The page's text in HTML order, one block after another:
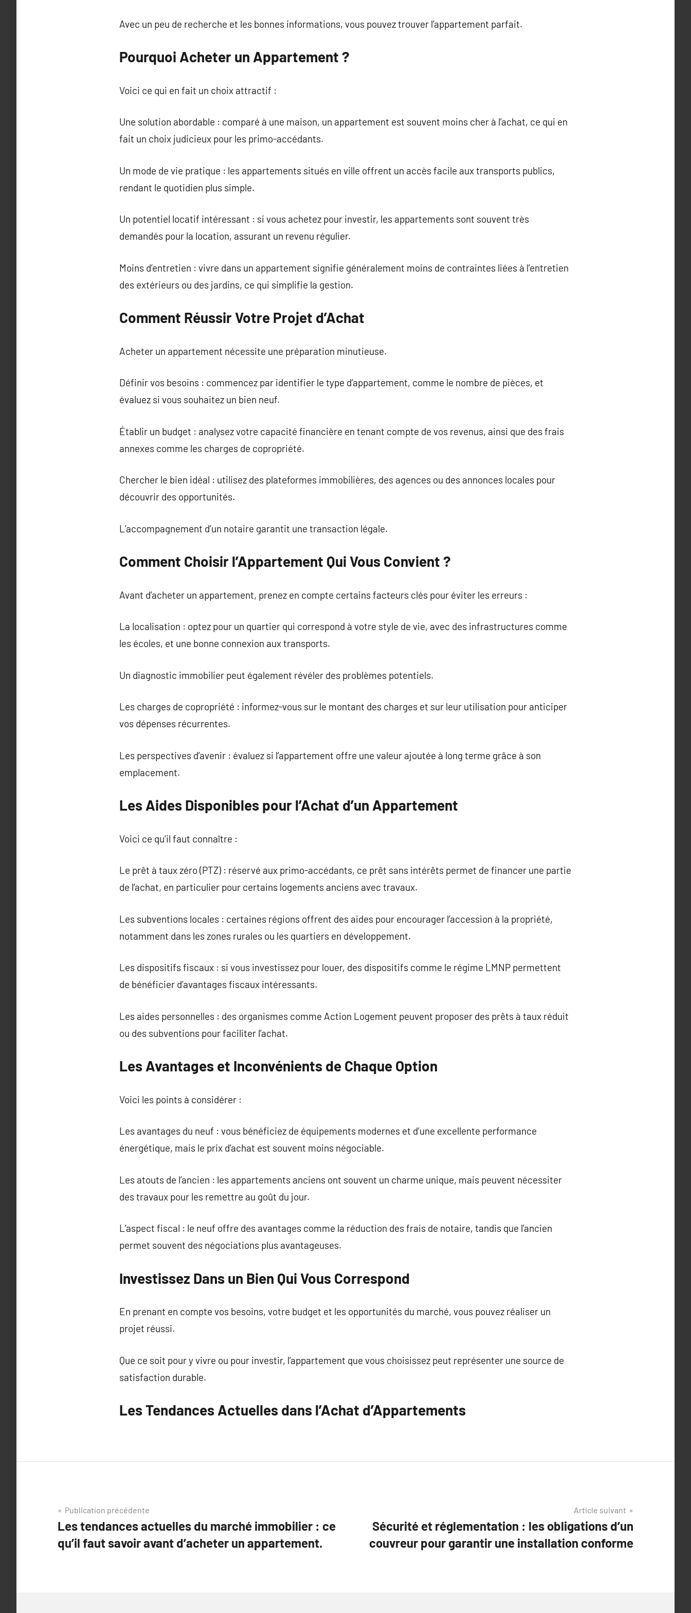
Avec un peu de recherche et les bonnes informations, vous pouvez trouver l’appartement parfait.
Pourquoi Acheter un Appartement ?
Voici ce qui en fait un choix attractif :
Une solution abordable : comparé à une maison, un appartement est souvent moins cher à l’achat, ce qui en
fait un choix judicieux pour les primo-accédants.
Un mode de vie pratique : les appartements situés en ville offrent un accès facile aux transports publics,
rendant le quotidien plus simple.
Un potentiel locatif intéressant : si vous achetez pour investir, les appartements sont souvent très
demandés pour la location, assurant un revenu régulier.
Moins d’entretien : vivre dans un appartement signifie généralement moins de contraintes liées à l’entretien
des extérieurs ou des jardins, ce qui simplifie la gestion.
Comment Réussir Votre Projet d’Achat
Acheter un appartement nécessite une préparation minutieuse.
Définir vos besoins : commencez par identifier le type d’appartement, comme le nombre de pièces, et
évaluez si vous souhaitez un bien neuf.
Établir un budget : analysez votre capacité financière en tenant compte de vos revenus, ainsi que des frais
annexes comme les charges de copropriété.
Chercher le bien idéal : utilisez des plateformes immobilières, des agences ou des annonces locales pour
découvrir des opportunités.
L’accompagnement d’un notaire garantit une transaction légale.
Comment Choisir l’Appartement Qui Vous Convient ?
Avant d’acheter un appartement, prenez en compte certains facteurs clés pour éviter les erreurs :
La localisation : optez pour un quartier qui correspond à votre style de vie, avec des infrastructures comme
les écoles, et une bonne connexion aux transports.
Un diagnostic immobilier peut également révéler des problèmes potentiels.
Les charges de copropriété : informez-vous sur le montant des charges et sur leur utilisation pour anticiper
vos dépenses récurrentes.
Les perspectives d’avenir : évaluez si l’appartement offre une valeur ajoutée à long terme grâce à son
emplacement.
Les Aides Disponibles pour l’Achat d’un Appartement
Voici ce qu’il faut connaître :
Le prêt à taux zéro (PTZ) : réservé aux primo-accédants, ce prêt sans intérêts permet de financer une partie
de l’achat, en particulier pour certains logements anciens avec travaux.
Les subventions locales : certaines régions offrent des aides pour encourager l’accession à la propriété,
notamment dans les zones rurales ou les quartiers en développement.
Les dispositifs fiscaux : si vous investissez pour louer, des dispositifs comme le régime LMNP permettent
de bénéficier d’avantages fiscaux intéressants.
Les aides personnelles : des organismes comme Action Logement peuvent proposer des prêts à taux réduit
ou des subventions pour faciliter l’achat.
Les Avantages et Inconvénients de Chaque Option
Voici les points à considérer :
Les avantages du neuf : vous bénéficiez de équipements modernes et d’une excellente performance
énergétique, mais le prix d’achat est souvent moins négociable.
Les atouts de l’ancien : les appartements anciens ont souvent un charme unique, mais peuvent nécessiter
des travaux pour les remettre au goût du jour.
L’aspect fiscal : le neuf offre des avantages comme la réduction des frais de notaire, tandis que l’ancien
permet souvent des négociations plus avantageuses.
Investissez Dans un Bien Qui Vous Correspond
En prenant en compte vos besoins, votre budget et les opportunités du marché, vous pouvez réaliser un
projet réussi.
Que ce soit pour y vivre ou pour investir, l’appartement que vous choisissez peut représenter une source de
satisfaction durable.
Les Tendances Actuelles dans l’Achat d’Appartements
Navigation
de
l’article
Publication précédente
Les tendances actuelles du marché immobilier : ce
qu’il faut savoir avant d’acheter un appartement.
Article suivant
Sécurité et réglementation : les obligations d’un
couvreur pour garantir une installation conforme